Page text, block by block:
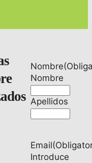
Nombre
Nombre
Apellidos
Email
Introduce